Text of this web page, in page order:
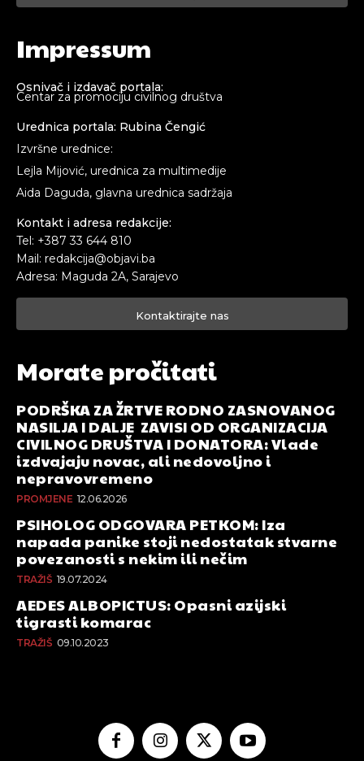
Impressum
Osnivač i izdavač portala:
Centar za promociju civilnog društva
Urednica portala: Rubina Čengić
Izvršne urednice:
Lejla Mijović, urednica za multimedije
Aida Daguda, glavna urednica sadržaja
Kontakt i adresa redakcije:
Tel: +387 33 644 810
Mail: redakcija@objavi.ba
Adresa: Maguda 2A, Sarajevo
Kontaktirajte nas
Morate pročitati
PODRŠKA ZA ŽRTVE RODNO ZASNOVANOG
NASILJA I DALJE ZAVISI OD ORGANIZACIJA
CIVILNOG DRUŠTVA I DONATORA: Vlade
izdvajaju novac, ali nedovoljno i
nepravovremeno
PROMJENE 12.06.2026
PSIHOLOG ODGOVARA PETKOM: Iza
napada panike stoji nedostatak stvarne
povezanosti s nekim ili nečim
TRAŽIŠ 19.07.2024
AEDES ALBOPICTUS: Opasni azijski
tigrasti komarac
TRAŽIŠ 09.10.2023